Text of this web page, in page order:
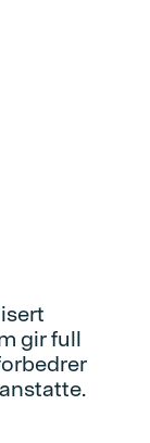
gir full